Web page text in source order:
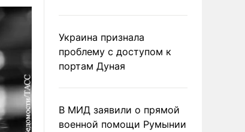
Украина признала
проблему с доступом к
портам Дуная
В МИД заявили о прямой
военной помощи Румынии